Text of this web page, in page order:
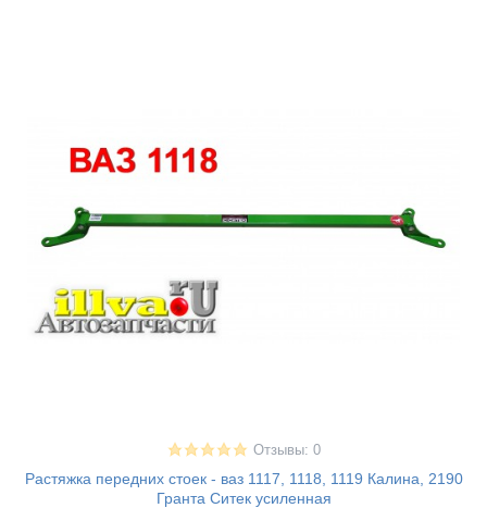
Отзывы: 0
Растяжка передних стоек - ваз 1117, 1118, 1119 Калина, 2190
Гранта Ситек усиленная